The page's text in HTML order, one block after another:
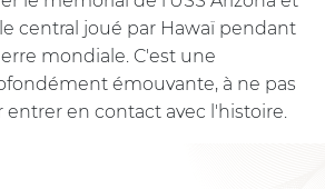
central joué par Hawaï pendant
mondiale. C'est une
émouvante, à ne pas
en contact avec l'histoire.